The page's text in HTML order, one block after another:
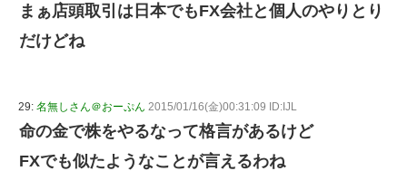
まぁ店頭取引は日本でもFX会社と個人のやりとり
だけどね
29: 名無しさん＠おーぷん 2015/01/16(金)00:31:09 ID:IJL
命の金で株をやるなって格言があるけど
FXでも似たようなことが言えるわね